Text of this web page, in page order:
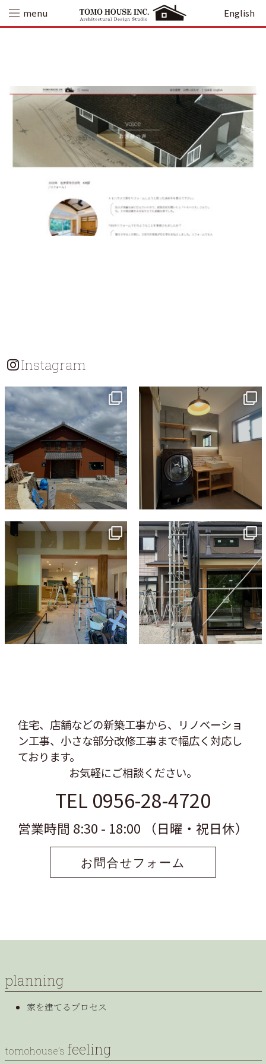
content
menu English
Instagram
tomohouseinc
tomohouseinc
7月 13
tomohouseinc
tomohouseinc
6月 3
住宅、店舗などの新築工事から、リノベーショ
ン工事、 小さな部分改修工事まで幅広く対応し
ております。
お気軽にご相談ください。
TEL 0956-28-4720
営業時間 8:30 - 18:00 （日曜・祝日休）
お問合せフォーム
planning
家を建てるプロセス
tomohouse’s feeling